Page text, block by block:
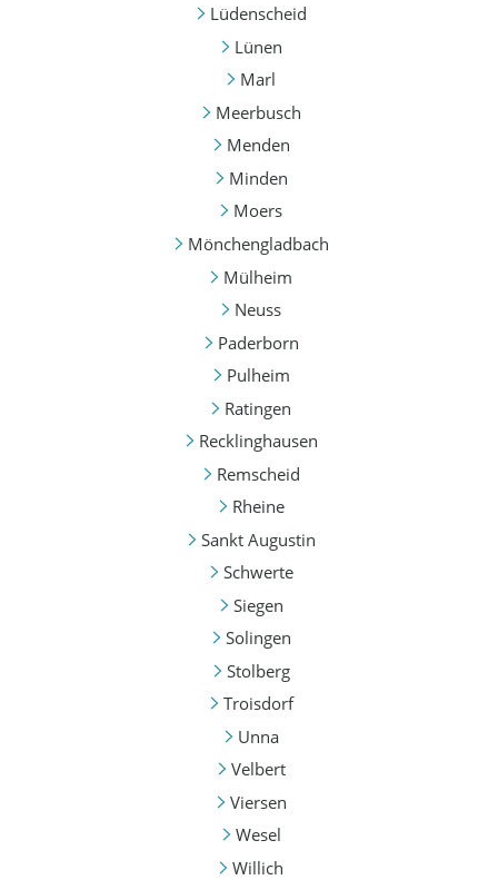
Lüdenscheid
Lünen
Marl
Meerbusch
Menden
Minden
Moers
Mönchengladbach
Mülheim
Neuss
Paderborn
Pulheim
Ratingen
Recklinghausen
Remscheid
Rheine
Sankt Augustin
Schwerte
Siegen
Solingen
Stolberg
Troisdorf
Unna
Velbert
Viersen
Wesel
Willich